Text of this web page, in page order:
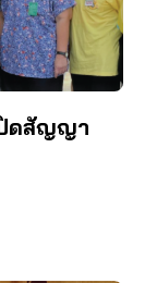
ปิดสัญญา